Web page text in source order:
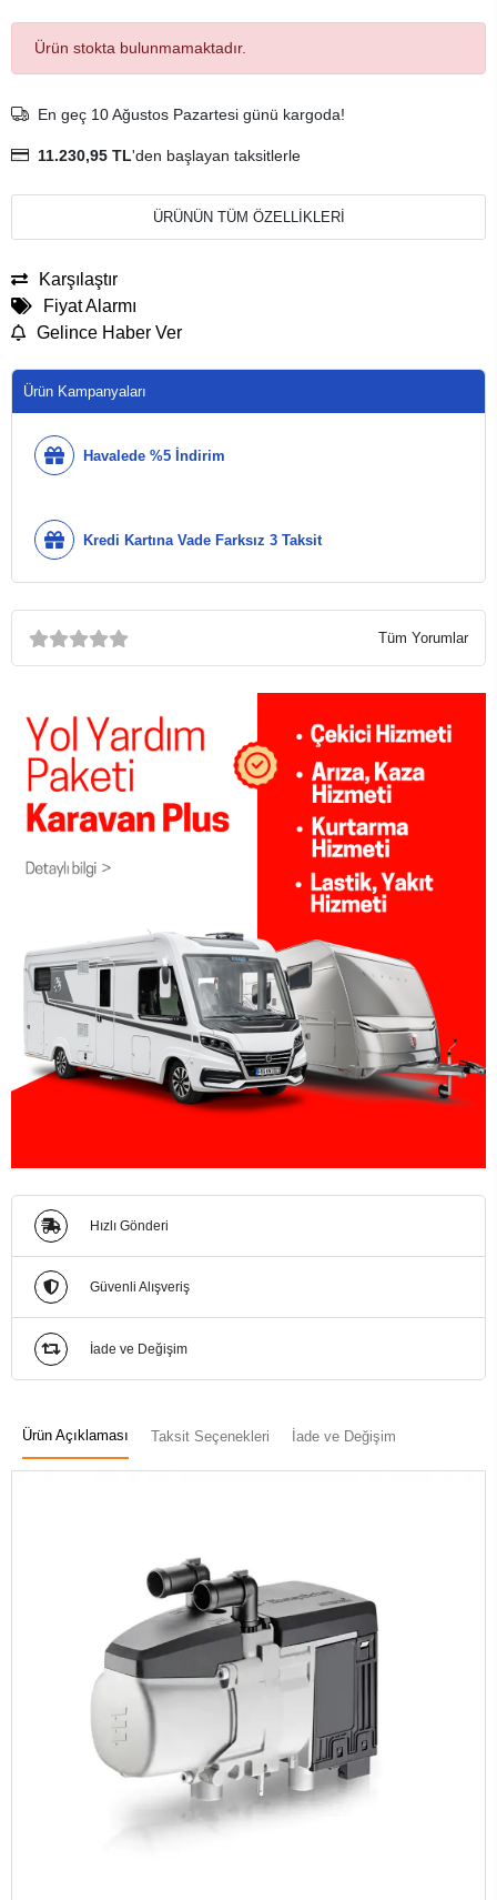
Ürün stokta bulunmamaktadır.
En geç 10 Ağustos Pazartesi günü kargoda!
11.230,95 TL'den başlayan taksitlerle
ÜRÜNÜN TÜM ÖZELLİKLERİ
Karşılaştır
Fiyat Alarmı
Gelince Haber Ver
Ürün Kampanyaları
Havalede %5 İndirim
Kredi Kartına Vade Farksız 3 Taksit
Tüm Yorumlar
Hızlı Gönderi
Güvenli Alışveriş
İade ve Değişim
Ürün Açıklaması Taksit Seçenekleri İade ve Değişim